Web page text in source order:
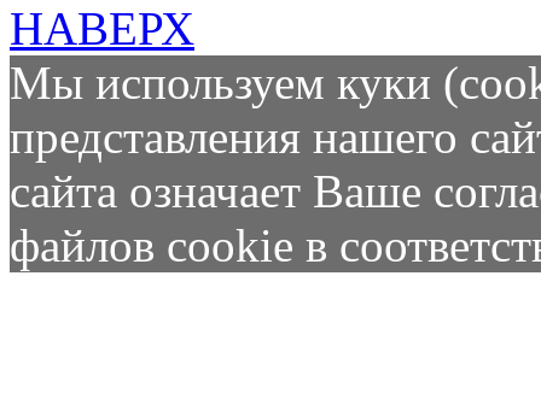
НАВЕРХ
Мы используем куки
представления нашего
сайта означает Ваше
файлов cookie в